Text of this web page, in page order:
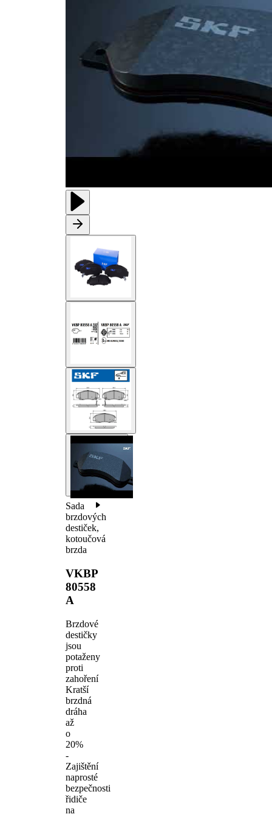
Sada
brzdových
destiček,
kotoučová
brzda
VKBP
80558
A
Brzdové
destičky
jsou
potaženy
proti
zahoření
Kratší
brzdná
dráha
až
o
20%
-
Zajištění
naprosté
bezpečnosti
řidiče
na